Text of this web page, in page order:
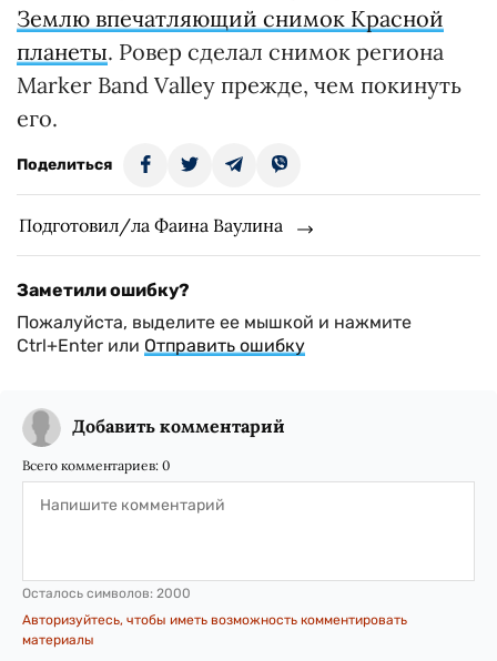
Землю впечатляющий снимок Красной
планеты. Ровер сделал снимок региона
Marker Band Valley прежде, чем покинуть
его.
Поделиться
Подготовил/ла Фаина Ваулина
Заметили ошибку?
Пожалуйста, выделите ее мышкой и нажмите
Ctrl+Enter или Отправить ошибку
Добавить комментарий
Всего комментариев: 0
Осталось символов: 2000
Авторизуйтесь, чтобы иметь возможность комментировать
материалы